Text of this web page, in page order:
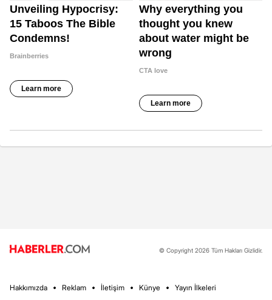
© Copyright 2026 Tüm Hakları Gizlidir.
Hakkımızda Reklam İletişim Künye Yayın İlkeleri